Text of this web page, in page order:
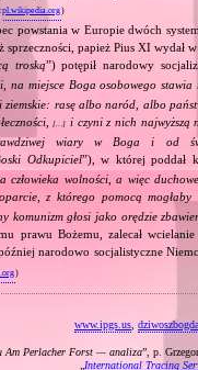
pl.wikipedia.org)
powstania w Europie dwóch
sprzeczności, papież Pius XI
troską”) potępił narodowy
na miejsce Boga osobowego
ziemskie: rasę albo naród, albo
[…] i czyni z nich najwyższą
wiary w Boga i od
Odkupiciel”), w której poddał
człowieka wolności, a więc
z którego pomocą
komunizm głosi jako orędzie
prawu Bożemu, zalecał
narodowo socjalistyczne
)
www.ipgs.us
Am Perlacher Forst — analiza”, p.
International Tracing